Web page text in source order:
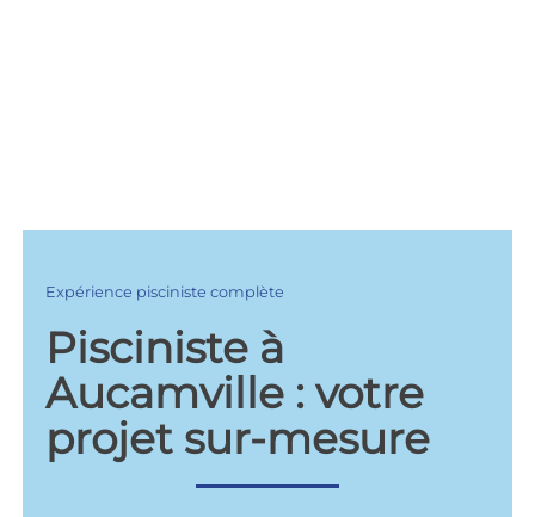
Expérience pisciniste complète
Pisciniste à
Aucamville : votre
projet sur-mesure